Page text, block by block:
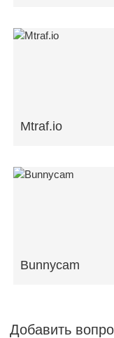
Mtraf.io
Bunnycam
Добавить